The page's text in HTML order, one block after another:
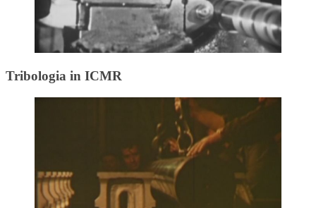
Tribologia in ICMR